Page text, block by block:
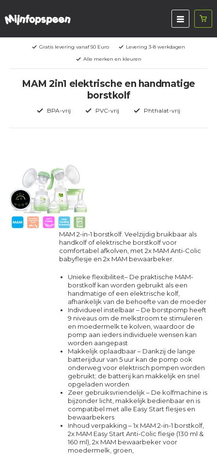
Gratis levering vanaf 50 Euro
Levering 3-8 werkdagen
Alle merken en kleuren
MAM 2in1 elektrische en handmatige
borstkolf
BPA-vrij PVC-vrij Phthalat-vrij
MAM 2-in-1 borstkolf. Veelzijdig bruikbaar als
handkolf of elektrische borstkolf voor
comfortabel afkolven, met 2x MAM Anti-Colic
babyflesje en 2x MAM bewaarbeker.
Unieke flexibiliteit– De praktische MAM-
borstkolf kan worden gebruikt als een
handmatige of een elektrische kolf,
afhankelijk van de behoefte van de moeder
Individueel instelbaar – De borstpomp heeft
9 niveaus om de melkstroom te stimuleren
en moedermelk te kolven, waardoor de
pomp aan ieders individuele wensen kan
worden aangepast
Makkelijk oplaadbaar – Dankzij de lange
batterijduur van 5 uur kan de pomp ook
onderweg voor elektrisch pompen worden
gebruikt; de batterij kan makkelijk en snel
opgeladen worden
Zeer gebruiksvriendelijk – De kolfmachine is
bijzonder licht, makkelijk bedienbaar en is
compatibel met alle Easy Start flesjes en
bewaarbekers
Inhoud verpakking – 1x MAM 2-in-1 borstkolf,
2x MAM Easy Start Anti-Colic flesje (130 ml &
160 ml), 2x MAM bewaarbeker voor
moedermelk, groen,